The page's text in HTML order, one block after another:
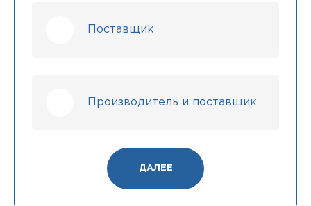
Поставщик
Производитель и поставщик
ДАЛЕЕ